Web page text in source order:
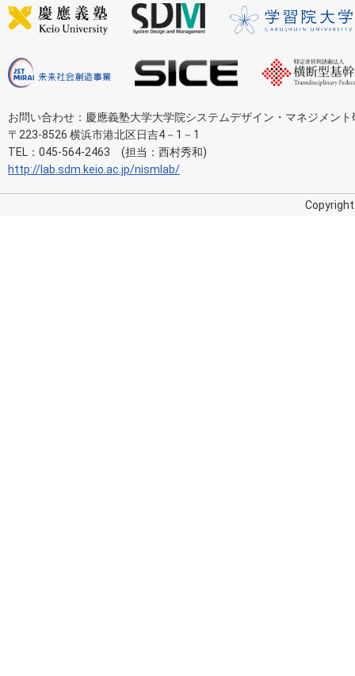
お問い合わせ：慶應義塾大学大学院システムデザイン・マネジメント
〒223-8526 横浜市港北区日吉4－1－1
TEL：045-564-2463 (担当：西村秀和)
http://lab.sdm.keio.ac.jp/nismlab/